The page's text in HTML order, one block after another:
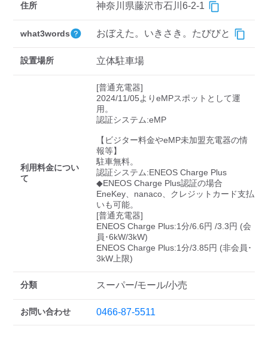
住所 神奈川県藤沢市石川6-2-1
what3words おぼえた。いきさき。たびびと
設置場所 立体駐車場
利用料金につい
て
[普通充電器]
2024/11/05よりeMPスポットとして運
用。
認証システム:eMP
【ビジター料金やeMP未加盟充電器の情
報等】
駐車無料。
認証システム:ENEOS Charge Plus
◆ENEOS Charge Plus認証の場合
EneKey、nanaco、クレジットカード支払
いも可能。
[普通充電器]
ENEOS Charge Plus:1分/6.6円 /3.3円 (会
員･6kW/3kW)
ENEOS Charge Plus:1分/3.85円 (非会員･
分類 スーパー/モール/小売
お問い合わせ 0466-87-5511